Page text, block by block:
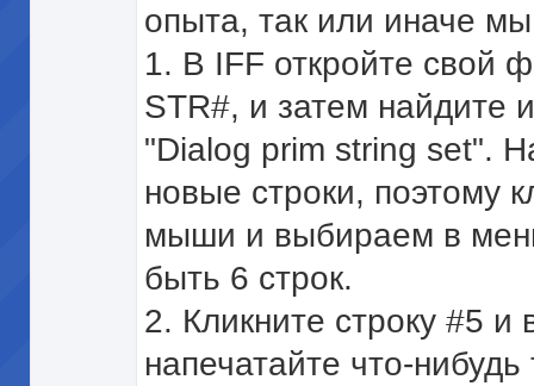
опыта, так или иначе
1. В IFF откройте свой
STR#, и затем найдите
"Dialog prim string set".
новые строки, поэтому
мыши и выбираем в
быть 6 строк.
2. Кликните строку #5 и
напечатайте что-